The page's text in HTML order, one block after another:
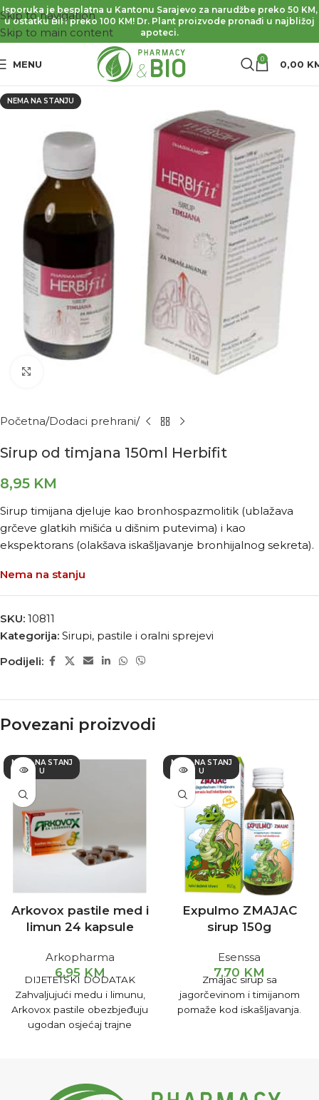
Skip to navigation
Skip to main content
Isporuka je besplatna u Kantonu Sarajevo za narudžbe preko 50 KM,
u ostatku BiH preko 100 KM! Dr. Plant proizvode pronađi u najbližoj
apoteci.
MENU 0 0,00
NEMA NA STANJU
Početna Dodaci prehrani
Sirup od timjana 150ml Herbifit
8,95 KM
Sirup timijana djeluje kao bronhospazmolitik (ublažava
grčeve glatkih mišića u dišnim putevima) i kao
ekspektorans (olakšava iskašljavanje bronhijalnog sekreta).
Nema na stanju
SKU: 10811
Kategorija: Sirupi, pastile i oralni sprejevi
Podijeli:
Povezani proizvodi
NEMA NA STANJ
U
Arkovox pastile med i
limun 24 kapsule
Arkopharma
6,95 KM
DIJETETSKI DODATAK
Zahvaljujući medu i limunu,
Arkovox pastile obezbjeđuju
ugodan osjećaj trajne
preporučuju i u slučaju
NEMA NA STANJ
U
Expulmo ZMAJAC
sirup 150g
Esenssa
7,70 KM
Zmajac sirup sa
jagorčevinom i timijanom
pomaže kod iskašljavanja.